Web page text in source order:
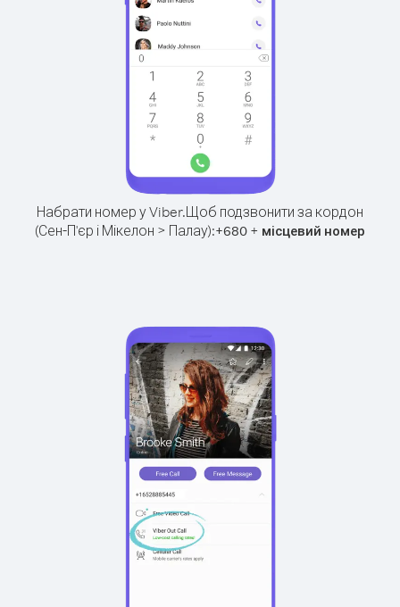
Набрати номер у Viber.Щоб подзвонити за кордон
(Сен-П'єр і Мікелон > Палау):+680 + місцевий номер